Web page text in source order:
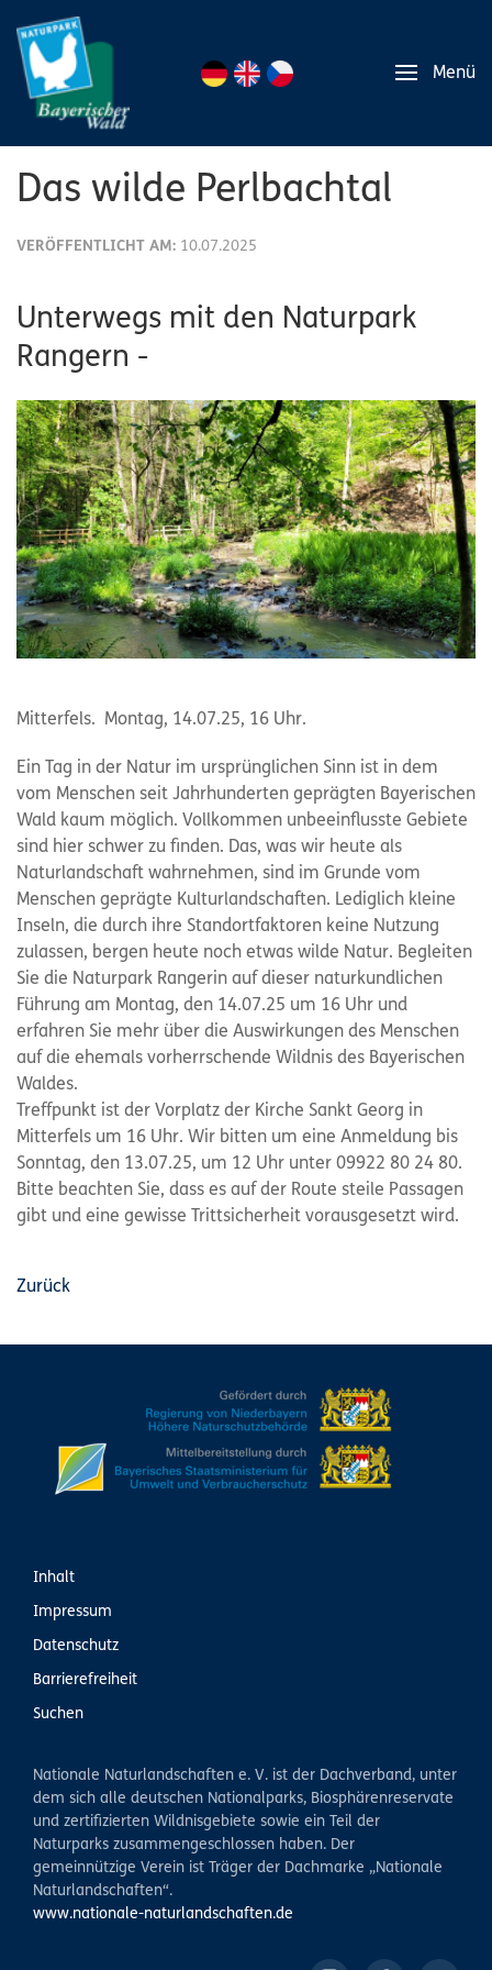
Menü
Das wilde Perlbachtal
VERÖFFENTLICHT AM: 10.07.2025
Unterwegs mit den Naturpark
Rangern -
Mitterfels. Montag, 14.07.25, 16 Uhr.
Ein Tag in der Natur im ursprünglichen Sinn ist in dem
vom Menschen seit Jahrhunderten geprägten Bayerischen
Wald kaum möglich. Vollkommen unbeeinflusste Gebiete
sind hier schwer zu finden. Das, was wir heute als
Naturlandschaft wahrnehmen, sind im Grunde vom
Menschen geprägte Kulturlandschaften. Lediglich kleine
Inseln, die durch ihre Standortfaktoren keine Nutzung
zulassen, bergen heute noch etwas wilde Natur. Begleiten
Sie die Naturpark Rangerin auf dieser naturkundlichen
Führung am Montag, den 14.07.25 um 16 Uhr und
erfahren Sie mehr über die Auswirkungen des Menschen
auf die ehemals vorherrschende Wildnis des Bayerischen
Waldes.
Treffpunkt ist der Vorplatz der Kirche Sankt Georg in
Mitterfels um 16 Uhr. Wir bitten um eine Anmeldung bis
Sonntag, den 13.07.25, um 12 Uhr unter 09922 80 24 80.
Bitte beachten Sie, dass es auf der Route steile Passagen
gibt und eine gewisse Trittsicherheit vorausgesetzt wird.
Zurück
Inhalt
Impressum
Datenschutz
Barrierefreiheit
Suchen
Nationale Naturlandschaften e. V. ist der Dachverband, unter
dem sich alle deutschen Nationalparks, Biosphärenreservate
und zertifizierten Wildnisgebiete sowie ein Teil der
Naturparks zusammengeschlossen haben. Der
gemeinnützige Verein ist Träger der Dachmarke „Nationale
Naturlandschaften“.
www.nationale-naturlandschaften.de